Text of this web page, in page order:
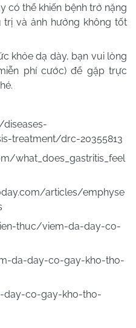
có thể khiến bệnh trở nặng
và ảnh hưởng không tốt
khỏe dạ dày, bạn vui lòng
phí cước) để gặp trực
treatment/drc-20355813
what_does_gastritis_feel
articles/emphyse
thuc/viem-da-day-co-
da-day-co-gay-kho-tho-
day-co-gay-kho-tho-